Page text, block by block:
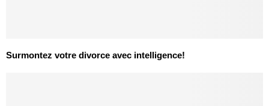
Surmontez votre divorce avec intelligence!